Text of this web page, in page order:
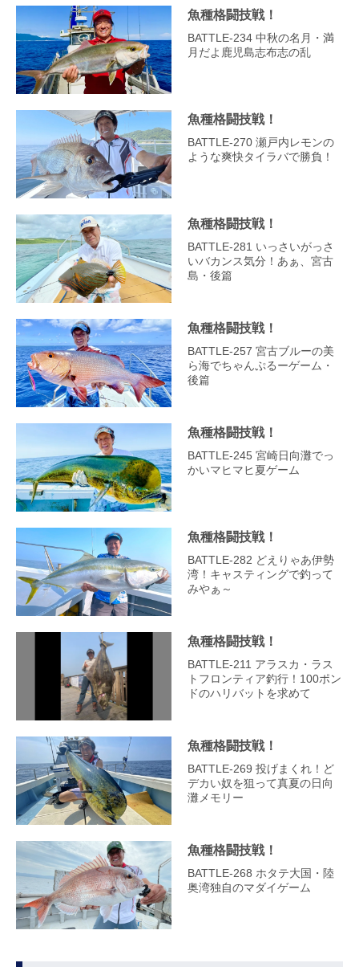
魚種格闘技戦！
BATTLE-234 中秋の名月・満
月だよ鹿児島志布志の乱
魚種格闘技戦！
BATTLE-270 瀬戸内レモンの
ような爽快タイラバで勝負！
魚種格闘技戦！
BATTLE-281 いっさいがっさ
いバカンス気分！あぁ、宮古
島・後篇
魚種格闘技戦！
BATTLE-257 宮古ブルーの美
ら海でちゃんぷるーゲーム・
後篇
魚種格闘技戦！
BATTLE-245 宮崎日向灘でっ
かいマヒマヒ夏ゲーム
魚種格闘技戦！
BATTLE-282 どえりゃあ伊勢
湾！キャスティングで釣って
みやぁ～
魚種格闘技戦！
BATTLE‐211 アラスカ・ラス
トフロンティア釣行！100ポン
ドのハリバットを求めて
魚種格闘技戦！
BATTLE-269 投げまくれ！ど
デカい奴を狙って真夏の日向
灘メモリー
魚種格闘技戦！
BATTLE-268 ホタテ大国・陸
奥湾独自のマダイゲーム